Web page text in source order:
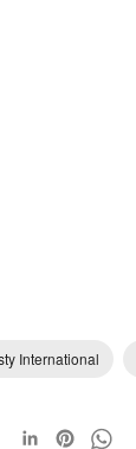
International